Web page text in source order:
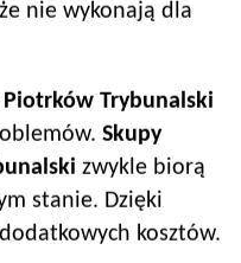
nie wykonają dla
Piotrków Trybunalski
Skupy
zwykle biorą
stanie. Dzięki
kosztów.